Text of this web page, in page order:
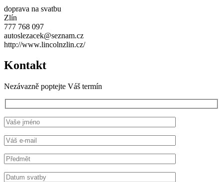
doprava na svatbu
Zlín
777 768 097
autoslezacek@seznam.cz
http://www.lincolnzlin.cz/
Kontakt
Nezávazně poptejte Váš termín